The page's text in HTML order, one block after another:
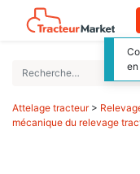
Attelage tracteur>
mécanique du relevage